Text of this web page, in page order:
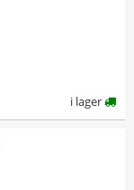
i lager